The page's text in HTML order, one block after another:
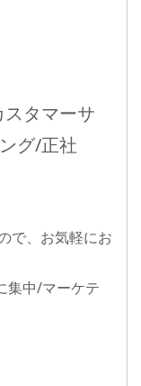
スタマーサ
グ/正社
で、お気軽にお
集中/マーケテ